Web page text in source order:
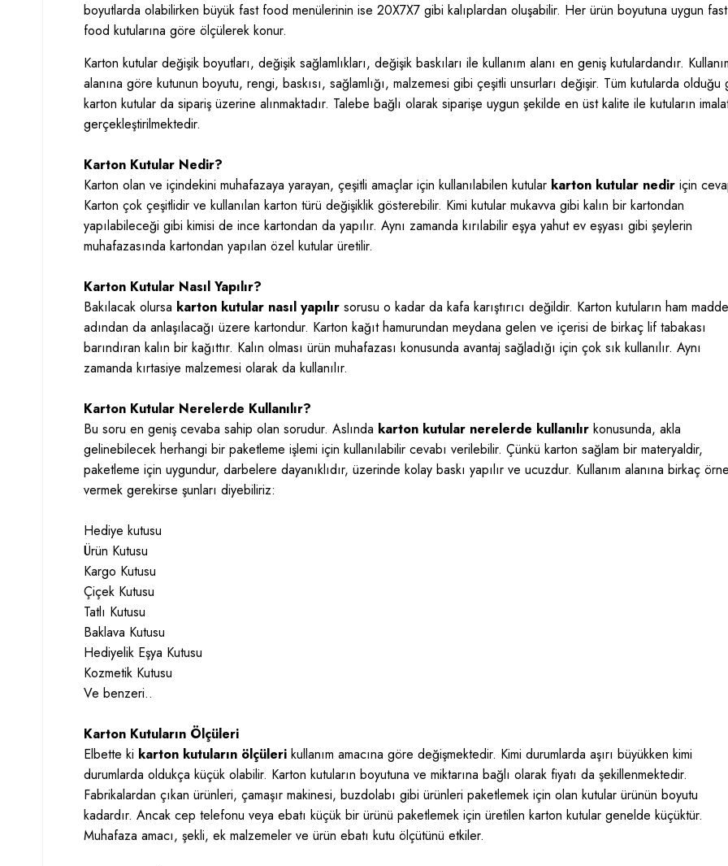
boyutlarda olabilirken büyük fast food menülerinin ise 20X7X7 gibi kalıplardan oluşabilir. Her ürün boyutuna uygun fast
food kutularına göre ölçülerek konur.
Karton kutular değişik boyutları, değişik sağlamlıkları, değişik baskıları ile kullanım alanı en geniş kutulardandır.
alanına göre kutunun boyutu, rengi, baskısı, sağlamlığı, malzemesi gibi çeşitli unsurları değişir. Tüm kutularda olduğu
karton kutular da sipariş üzerine alınmaktadır. Talebe bağlı olarak siparişe uygun şekilde en üst kalite ile kutuların
gerçekleştirilmektedir.
Karton Kutular Nedir?
Karton olan ve içindekini muhafazaya yarayan, çeşitli amaçlar için kullanılabilen kutular karton kutular nedir için
Karton çok çeşitlidir ve kullanılan karton türü değişiklik gösterebilir. Kimi kutular mukavva gibi kalın bir kartondan
yapılabileceği gibi kimisi de ince kartondan da yapılır. Aynı zamanda kırılabilir eşya yahut ev eşyası gibi şeylerin
muhafazasında kartondan yapılan özel kutular üretilir.
Karton Kutular Nasıl Yapılır?
Bakılacak olursa karton kutular nasıl yapılır sorusu o kadar da kafa karıştırıcı değildir. Karton kutuların ham
adından da anlaşılacağı üzere kartondur. Karton kağıt hamurundan meydana gelen ve içerisi de birkaç lif tabakası
barındıran kalın bir kağıttır. Kalın olması ürün muhafazası konusunda avantaj sağladığı için çok sık kullanılır. Aynı
zamanda kırtasiye malzemesi olarak da kullanılır.
Karton Kutular Nerelerde Kullanılır?
Bu soru en geniş cevaba sahip olan sorudur. Aslında karton kutular nerelerde kullanılır konusunda, akla
gelinebilecek herhangi bir paketleme işlemi için kullanılabilir cevabı verilebilir. Çünkü karton sağlam bir materyaldir,
paketleme için uygundur, darbelere dayanıklıdır, üzerinde kolay baskı yapılır ve ucuzdur. Kullanım alanına birkaç
vermek gerekirse şunları diyebiliriz:
Hediye kutusu
Ürün Kutusu
Kargo Kutusu
Çiçek Kutusu
Tatlı Kutusu
Baklava Kutusu
Hediyelik Eşya Kutusu
Kozmetik Kutusu
Ve benzeri..
Karton Kutuların Ölçüleri
Elbette ki karton kutuların ölçüleri kullanım amacına göre değişmektedir. Kimi durumlarda aşırı büyükken kimi
durumlarda oldukça küçük olabilir. Karton kutuların boyutuna ve miktarına bağlı olarak fiyatı da şekillenmektedir.
Fabrikalardan çıkan ürünleri, çamaşır makinesi, buzdolabı gibi ürünleri paketlemek için olan kutular ürünün boyutu
kadardır. Ancak cep telefonu veya ebatı küçük bir ürünü paketlemek için üretilen karton kutular genelde küçüktür.
Muhafaza amacı, şekli, ek malzemeler ve ürün ebatı kutu ölçütünü etkiler.